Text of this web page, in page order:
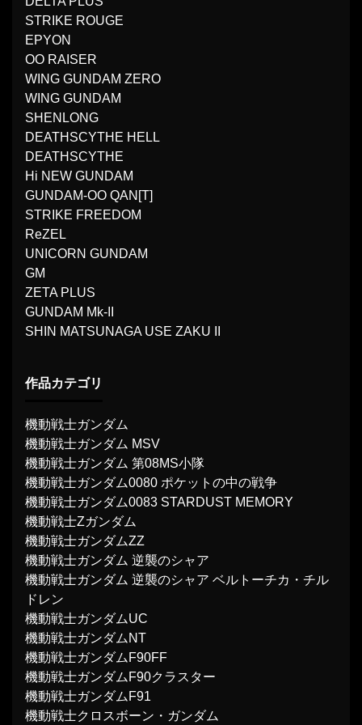
STRIKE ROUGE
EPYON
OO RAISER
WING GUNDAM ZERO
WING GUNDAM
SHENLONG
DEATHSCYTHE HELL
DEATHSCYTHE
Hi NEW GUNDAM
GUNDAM-OO QAN[T]
STRIKE FREEDOM
ReZEL
UNICORN GUNDAM
GM
ZETA PLUS
GUNDAM Mk-II
SHIN MATSUNAGA USE ZAKU II
作品カテゴリ
機動戦士ガンダム
機動戦士ガンダム MSV
機動戦士ガンダム 第08MS小隊
機動戦士ガンダム0080 ポケットの中の戦争
機動戦士ガンダム0083 STARDUST MEMORY
機動戦士Ζガンダム
機動戦士ガンダムΖΖ
機動戦士ガンダム 逆襲のシャア
機動戦士ガンダム 逆襲のシャア ベルトーチカ・チル
ドレン
機動戦士ガンダムUC
機動戦士ガンダムNT
機動戦士ガンダムF90FF
機動戦士ガンダムF90クラスター
機動戦士ガンダムF91
機動戦士クロスボーン・ガンダム